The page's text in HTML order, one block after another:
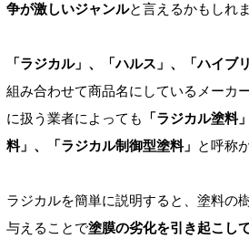
争が激しいジャンルと言えるかもしれ
「ラジカル」、「ハルス」、「ハイブ
組み合わせて商品名にしているメーカ
に扱う業者によっても
「ラジカル塗料
料」、「ラジカル制御型塗料」 と呼称
ラジカルを簡単に説明すると、塗料の
与えることで塗膜の劣化を引き起こし